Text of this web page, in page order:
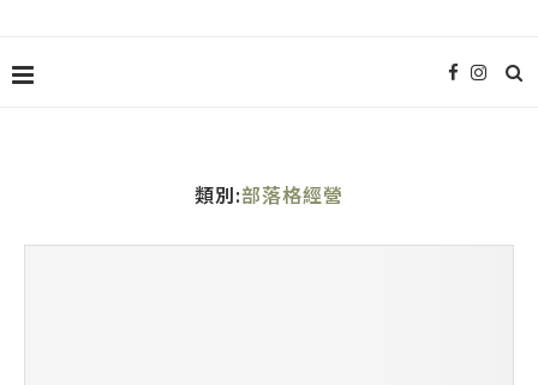
類別:部落格經營